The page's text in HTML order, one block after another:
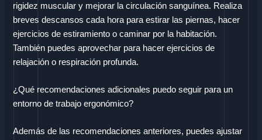
rigidez muscular y mejorar la circulación sanguínea. Realiza
breves descansos cada hora para estirar las piernas, hacer
ejercicios de estiramiento o caminar por la habitación.
También puedes aprovechar para hacer ejercicios de
relajación o respiración profunda.
¿Qué recomendaciones adicionales puedo seguir para un
entorno de trabajo ergonómico?
Además de las recomendaciones anteriores, puedes ajustar